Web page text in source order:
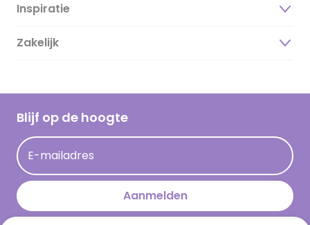
Over ons
Duurzaamheid
Hallmark Kaartclub
Acties
Persberichten
Hallmark en Kinderpostzegels
Inspiratie
Magazine
Cadeau inspiratie
Kaartinspiratie
Zakelijk
Blijf op de hoogte
E-mailadres
Aanmelden